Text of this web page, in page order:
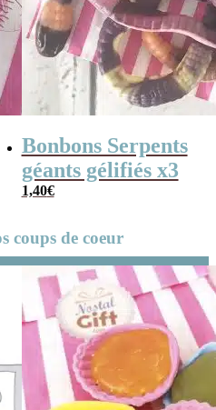
Bonbons Serpents
géants gélifiés x3
1,40€
coups de coeur